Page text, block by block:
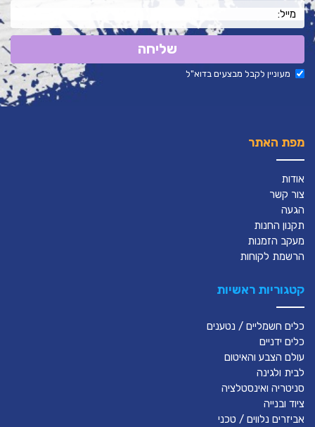
שליחה
מעוניין לקבל מבצעים בדוא"ל
מפת האתר
אודות
צור קשר
הגעה
תקנון החנות
מעקב הזמנות
הרשמת לקוחות
קטגוריות ראשיות
כלים חשמליים / נטענים
כלים ידניים
עולם הצבע והאיטום
לבית ולגינה
סניטריה ואינסטלציה
ציוד ובנייה
אביזרים נלווים / טכני